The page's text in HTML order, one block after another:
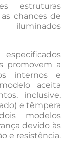
estruturas
chances de
promovem a
internos e
aceita
inclusive,
e têmpera
modelos
devido às
e resistência.